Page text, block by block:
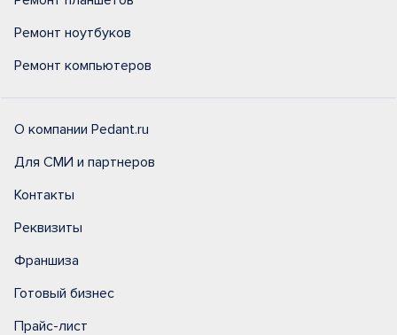
Ремонт ноутбуков
Ремонт компьютеров
О компании Pedant.ru
Для СМИ и партнеров
Контакты
Реквизиты
Франшиза
Готовый бизнес
Прайс-лист